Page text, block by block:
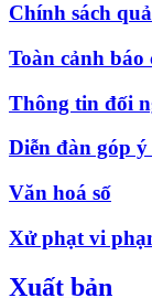
Chính sách
Toàn cảnh báo
Thông tin đối
Diễn đàn góp
Văn hoá số
Xử phạt vi
Xuất bản